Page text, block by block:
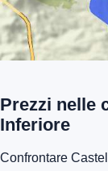
Prezzi nelle
Inferiore
Confrontare